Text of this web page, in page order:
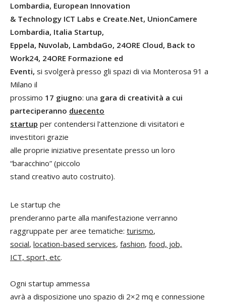
Lombardia, European Innovation
& Technology ICT Labs e Create.Net, UnionCamere
Lombardia, Italia Startup,
Eppela, Nuvolab, LambdaGo, 24ORE Cloud, Back to
Work24, 24ORE Formazione ed
Eventi, si svolgerà presso gli spazi di via Monterosa 91 a
Milano il
prossimo 17 giugno: una gara di creatività a cui
parteciperanno duecento
startup per contendersi l’attenzione di visitatori e
investitori grazie
alle proprie iniziative presentate presso un loro
“baracchino” (piccolo
stand creativo auto costruito).
Le startup che
prenderanno parte alla manifestazione verranno
raggruppate per aree tematiche: turismo,
social, location-based services, fashion, food, job,
ICT, sport, etc.
Ogni startup ammessa
avrà a disposizione uno spazio di 2×2 mq e connessione